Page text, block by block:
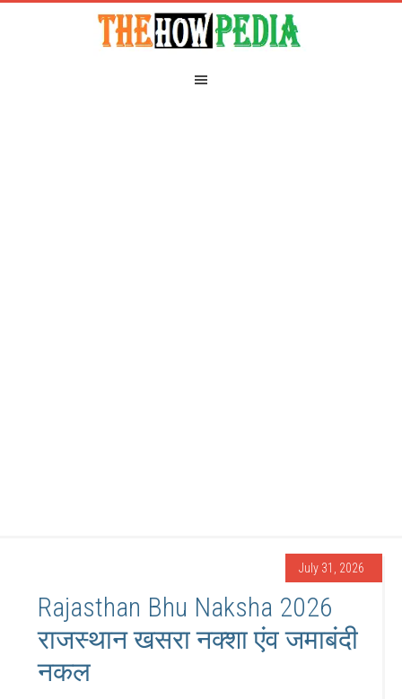
July 31, 2026
Rajasthan Bhu Naksha 2026
राजस्थान खसरा नक्शा एंव जमाबंदी
नकल